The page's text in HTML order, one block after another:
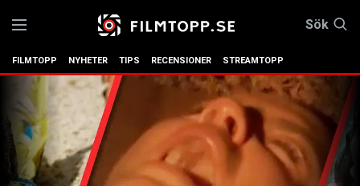
Sök
FILMTOPP NYHETER TIPS RECENSIONER STREAMTOPP